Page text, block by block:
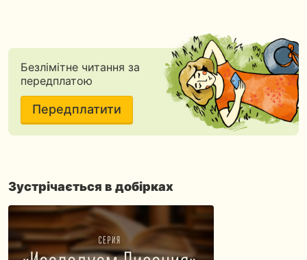
Безлімітне читання за
передплатою
Передплатити
Зустрічається в добірках